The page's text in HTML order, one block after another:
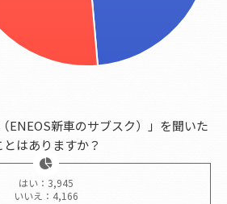
ENEOS新車のサブスク）」を聞いた
とはありますか？
はい：3,945
いいえ：4,166